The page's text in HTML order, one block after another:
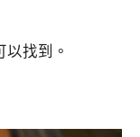
找到。